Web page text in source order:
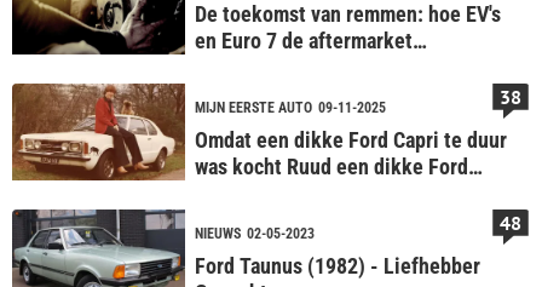
De toekomst van remmen: hoe EV's
en Euro 7 de aftermarket
MIJN EERSTE AUTO 09-11-2025
Omdat een dikke Ford Capri te duur
was kocht Ruud een dikke Ford
38
NIEUWS 02-05-2023
Ford Taunus (1982) - Liefhebber
48